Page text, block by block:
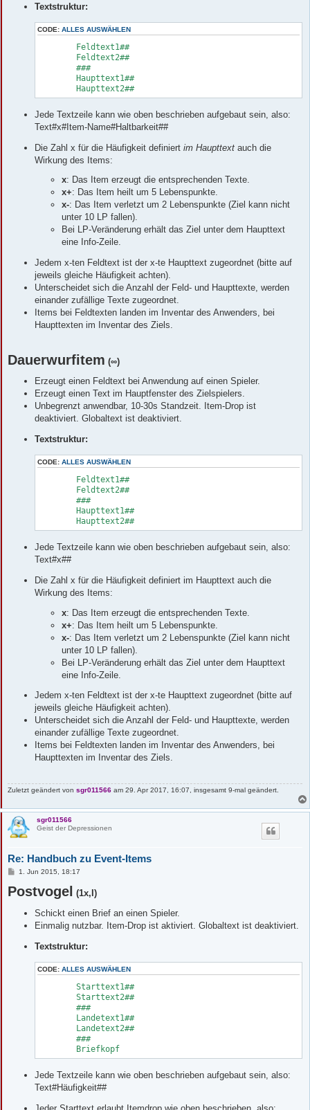
Textstruktur:
CODE: ALLES AUSWÄHLEN
	Haupttext2##
Jede Textzeile kann wie oben beschrieben aufgebaut sein, also:
Text#x#Item-Name#Haltbarkeit##
Die Zahl x für die Häufigkeit definiert im Haupttext auch die
Wirkung des Items:
x: Das Item erzeugt die entsprechenden Texte.
x+: Das Item heilt um 5 Lebenspunkte.
x-: Das Item verletzt um 2 Lebenspunkte (Ziel kann nicht
unter 10 LP fallen).
Bei LP-Veränderung erhält das Ziel unter dem Haupttext
eine Info-Zeile.
Jedem x-ten Feldtext ist der x-te Haupttext zugeordnet (bitte auf
jeweils gleiche Häufigkeit achten).
Unterscheidet sich die Anzahl der Feld- und Haupttexte, werden
einander zufällige Texte zugeordnet.
Items bei Feldtexten landen im Inventar des Anwenders, bei
Haupttexten im Inventar des Ziels.
Dauerwurfitem (∞)
Erzeugt einen Feldtext bei Anwendung auf einen Spieler.
Erzeugt einen Text im Hauptfenster des Zielspielers.
Unbegrenzt anwendbar, 10-30s Standzeit. Item-Drop ist
deaktiviert. Globaltext ist deaktiviert.
Textstruktur:
CODE: ALLES AUSWÄHLEN
	Haupttext2##
Jede Textzeile kann wie oben beschrieben aufgebaut sein, also:
Text#x##
Die Zahl x für die Häufigkeit definiert im Haupttext auch die
Wirkung des Items:
x: Das Item erzeugt die entsprechenden Texte.
x+: Das Item heilt um 5 Lebenspunkte.
x-: Das Item verletzt um 2 Lebenspunkte (Ziel kann nicht
unter 10 LP fallen).
Bei LP-Veränderung erhält das Ziel unter dem Haupttext
eine Info-Zeile.
Jedem x-ten Feldtext ist der x-te Haupttext zugeordnet (bitte auf
jeweils gleiche Häufigkeit achten).
Unterscheidet sich die Anzahl der Feld- und Haupttexte, werden
einander zufällige Texte zugeordnet.
Items bei Feldtexten landen im Inventar des Anwenders, bei
Haupttexten im Inventar des Ziels.
Zuletzt geändert von sgr011566 am 29. Apr 2017, 16:07, insgesamt 9-mal geändert.
sgr011566
Geist der Depressionen
Re: Handbuch zu Event-Items
B
i
t
1. Jun 2015, 18:17
Postvogel
(1x,I)
Schickt einen Brief an einen Spieler.
Einmalig nutzbar. Item-Drop ist aktiviert. Globaltext ist deaktiviert.
Textstruktur:
CODE: ALLES AUSWÄHLEN
	Briefkopf
Jede Textzeile kann wie oben beschrieben aufgebaut sein, also:
Text#Häufigkeit##